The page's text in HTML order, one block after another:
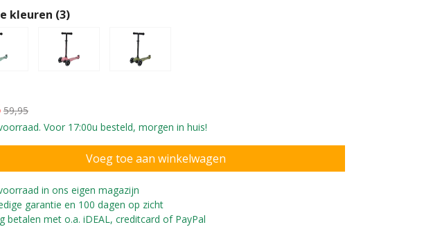
Fedde is 2,5 jaar oud en 93 cm lang
kleuren (3)
59,95
Voor 17:00u besteld, morgen in huis!
in ons eigen magazijn
garantie en 100 dagen op zicht
betalen met o.a. iDEAL, creditcard of PayPal